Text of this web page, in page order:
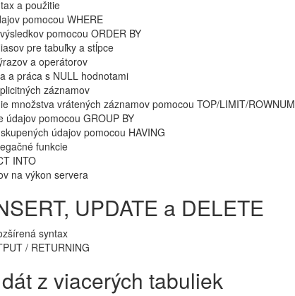
a použitie
pomocou WHERE
pomocou ORDER BY
pre tabuľky a stĺpce
a operátorov
a práca s NULL hodnotami
záznamov
množstva vrátených záznamov pomocou TOP/LIMIT/ROWNUM
údajov pomocou GROUP BY
údajov pomocou HAVING
funkcie
INTO
na výkon servera
UPDATE a DELETE
syntax
/ RETURNING
z viacerých tabuliek